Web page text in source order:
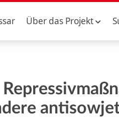
Über das Projekt